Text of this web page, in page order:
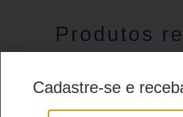
Produtos
Cadastre-se e